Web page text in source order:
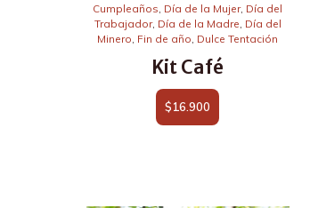
Cumpleaños Día de la Mujer, Día del
Trabajador, Día de la Madre Día del
Minero Fin de año Dulce Tentación
Kit Café
$16.900